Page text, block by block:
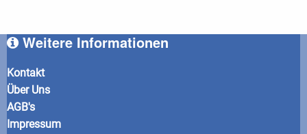
Weitere Informationen
Kontakt
Über Uns
AGB's
Impressum